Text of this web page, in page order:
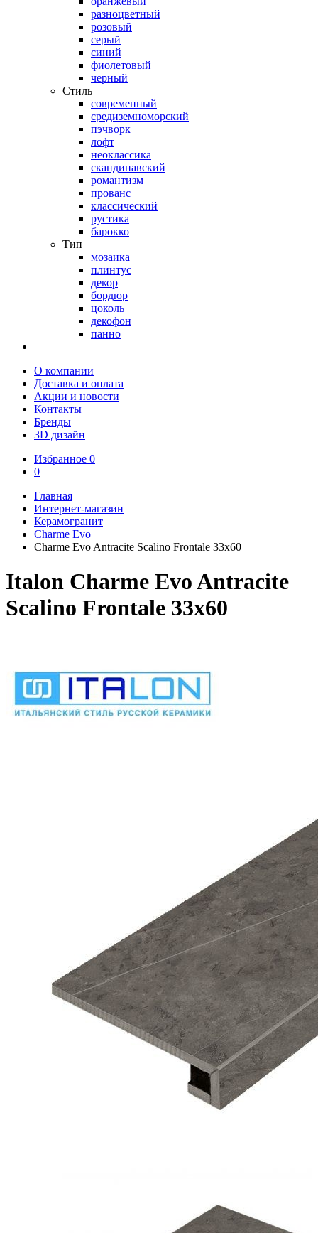
разноцветный
розовый
серый
синий
фиолетовый
черный
Стиль
современный
средиземноморский
пэчворк
лофт
неоклассика
скандинавский
романтизм
прованс
классический
рустика
барокко
Тип
мозаика
плинтус
декор
бордюр
цоколь
декофон
панно
О компании
Доставка и оплата
Акции и новости
Контакты
Бренды
3D дизайн
Избранное 0
0
Главная
Интернет-магазин
Керамогранит
Charme Evo
Charme Evo Antracite Scalino Frontale 33х60
Italon Charme Evo Antracite
Scalino Frontale 33х60